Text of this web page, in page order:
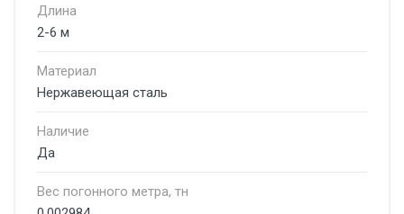
Длина
2-6 м
Материал
Нержавеющая сталь
Наличие
Да
Вес погонного метра, тн